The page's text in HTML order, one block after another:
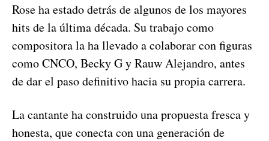
Rose ha estado detrás de algunos de los mayores
hits de la última década. Su trabajo como
compositora la ha llevado a colaborar con figuras
como CNCO, Becky G y Rauw Alejandro, antes
de dar el paso definitivo hacia su propia carrera.
La cantante ha construido una propuesta fresca y
honesta, que conecta con una generación de